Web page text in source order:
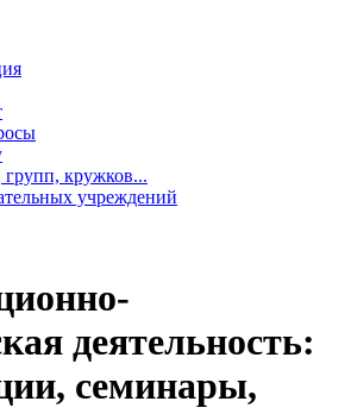
кружков...
учреждений
деятельность:
семинары,